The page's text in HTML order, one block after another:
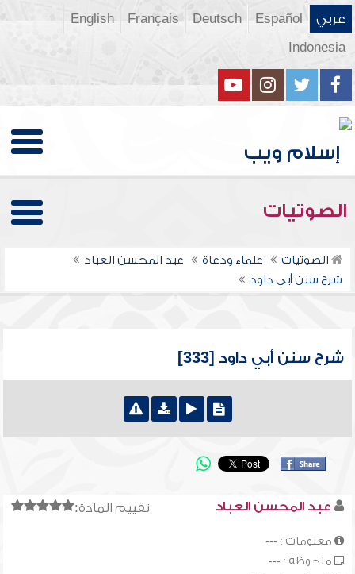
عربي Español
Deutsch
Français
English
Indonesia
الصوتيات
الصوتيات علماء ودعاة
عبد المحسن العباد
شرح سنن أبي داود
شرح سنن أبي داود [333]
تقييم المادة: عبد المحسن العباد
معلومات : ---
ملحوظة : ---